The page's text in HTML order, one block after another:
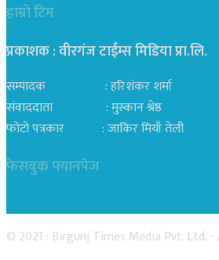
हाम्रो टिम
प्रकाशक : वीरगंज टाईम्स मिडिया प्रा‍.लि.
सम्पादक : हरिशंकर शर्मा
संवाददाता : मुस्कान श्रेष्ठ
फोटो पत्रकार : जाकिर मियाँ तेली
फेसबुक फ्यानपेज
© 2021 : Birgunj Times Media Pvt. Ltd. -